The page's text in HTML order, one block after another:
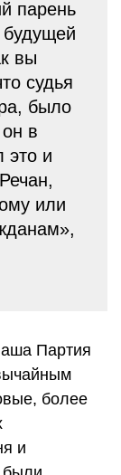
парень
вы
судья
было
в
это и
или
Партия
более
и